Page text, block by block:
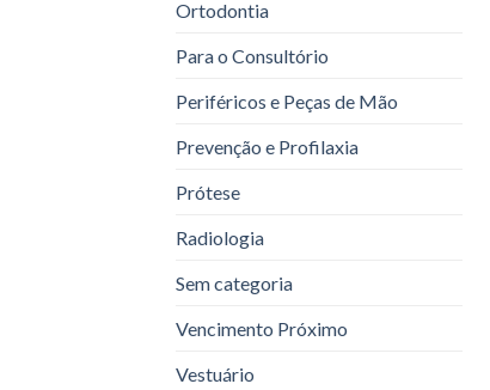
Ortodontia
Para o Consultório
Periféricos e Peças de Mão
Prevenção e Profilaxia
Prótese
Radiologia
Sem categoria
Vencimento Próximo
Vestuário